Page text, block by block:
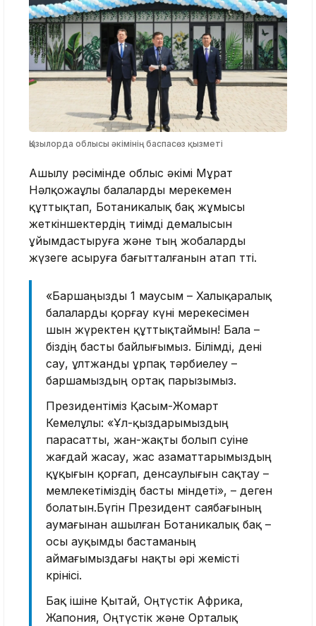
Қызылорда облысы әкімінің баспасөз қызметі
Ашылу рәсімінде облыс әкімі Мұрат
Нәлқожаұлы балаларды мерекемен
құттықтап, Ботаникалық бақ жұмысы
жеткіншектердің тиімді демалысын
ұйымдастыруға және тың жобаларды
жүзеге асыруға бағытталғанын атап өтті.
«Баршаңызды 1 маусым – Халықаралық
балаларды қорғау күні мерекесімен
шын жүректен құттықтаймын! Бала –
біздің басты байлығымыз. Білімді, дені
сау, ұлтжанды ұрпақ тәрбиелеу –
баршамыздың ортақ парызымыз.
Президентіміз Қасым-Жомарт
Кемелұлы: «Ұл-қыздарымыздың
парасатты, жан-жақты болып өсуіне
жағдай жасау, жас азаматтарымыздың
құқығын қорғап, денсаулығын сақтау –
мемлекетіміздің басты міндеті», – деген
болатын.Бүгін Президент саябағының
аумағынан ашылған Ботаникалық бақ –
осы ауқымды бастаманың
аймағымыздағы нақты әрі жемісті
көрінісі.
Бақ ішіне Қытай, Оңтүстік Африка,
Жапония, Оңтүстік және Орталық